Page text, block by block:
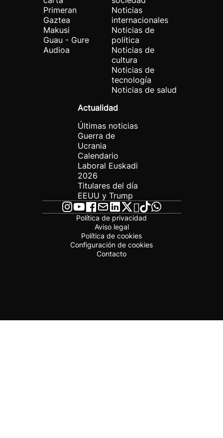
Primeran
Gaztea
Makusi
Guau - Gure
Audioa
Noticias
internacionales
Noticias de
política
Noticias de
cultura
Noticias de
tecnología
Noticias de salud
Actualidad
Últimas noticias
Guerra de
Ucrania
Calendario
Laboral Euskadi
2026
Titulares del día
EEUU y Trump
Política de privacidad
Aviso legal
Política de cookies
Configuración de cookies
Contacto